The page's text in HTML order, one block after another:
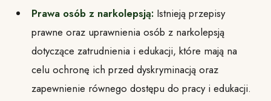
Prawa osób z narkolepsją:Istnieją przepisy
prawne oraz uprawnienia osób z narkolepsją
dotyczące zatrudnienia i edukacji, które mają na
celu ochronę ich przed dyskryminacją oraz
zapewnienie równego dostępu do pracy i edukacji.